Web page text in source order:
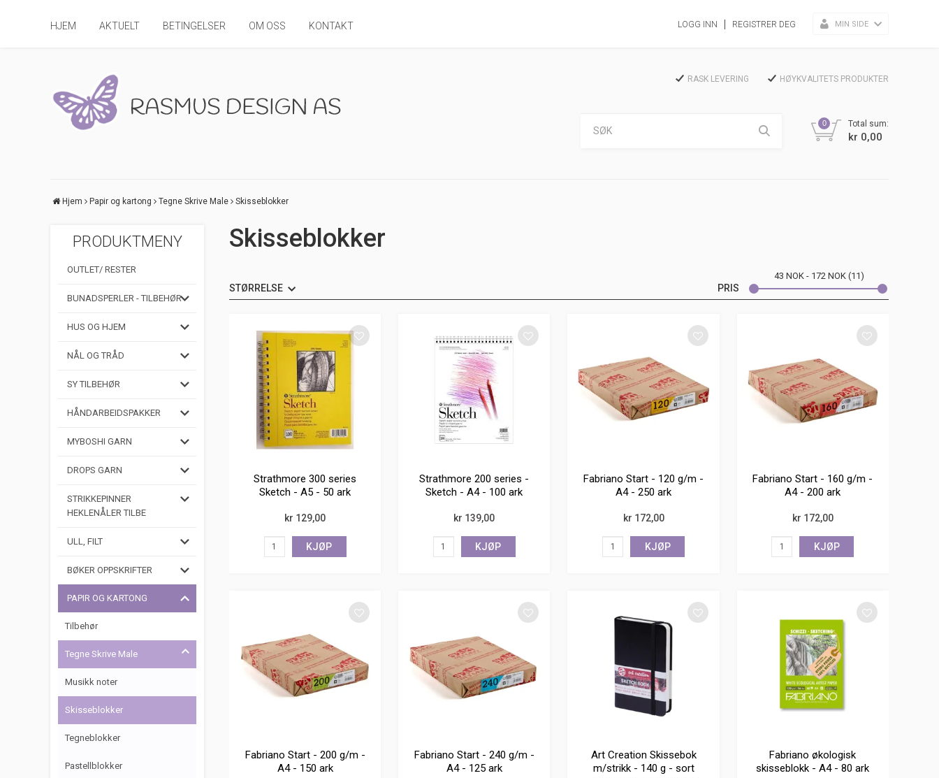
HJEM AKTUELT BETINGELSER OM OSS KONTAKT LOGG INN REGISTRER DEG MIN SIDE
RASK LEVERING HØYKVALITETS PRODUKTER
0 Total sum:
kr 0,00
Hjem Papir og kartong Tegne Skrive Male Skisseblokker
PRODUKTMENY
OUTLET/ RESTER
BUNADSPERLER - TILBEHØR
HUS OG HJEM
NÅL OG TRÅD
SY TILBEHØR
HÅNDARBEIDSPAKKER
MYBOSHI GARN
DROPS GARN
STRIKKEPINNER
HEKLENÅLER TILBE
ULL, FILT
BØKER OPPSKRIFTER
PAPIR OG KARTONG
Tilbehør
Tegne Skrive Male
Musikk noter
Skisseblokker
Tegneblokker
Pastellblokker
Skisseblokker
STØRRELSE PRIS
43 NOK 172 NOK 11
Strathmore 300 series
Sketch - A5 - 50 ark
kr 129,00
KJØP
Strathmore 200 series -
Sketch - A4 - 100 ark
kr 139,00
KJØP
Fabriano Start - 120 g/m -
A4 - 250 ark
kr 172,00
KJØP
Fabriano Start - 160 g/m -
A4 - 200 ark
kr 172,00
KJØP
Fabriano Start - 200 g/m -
A4 - 150 ark
Fabriano Start - 240 g/m -
A4 - 125 ark
Art Creation Skissebok
m/strikk - 140 g - sort
Fabriano økologisk
skisseblokk - A4 - 80 ark